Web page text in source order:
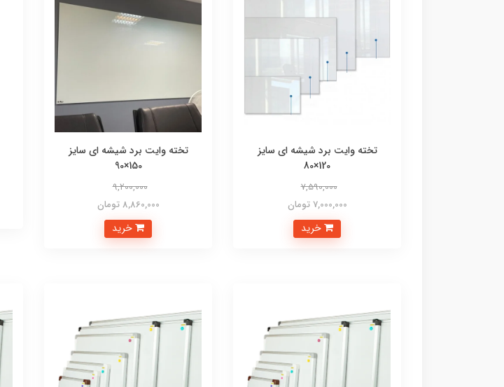
تخته وایت برد شیشه ای سایز
120×80
7,590,000
7,000,000 تومان
تخته وایت برد شیشه ای سایز
150×90
9,200,000
8,860,000 تومان